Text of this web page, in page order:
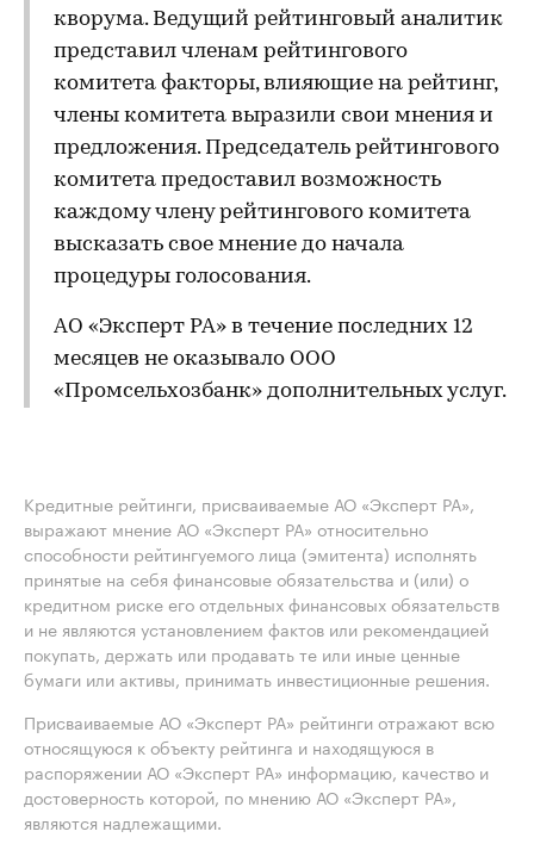
кворума. Ведущий рейтинговый аналитик
представил членам рейтингового
комитета факторы, влияющие на рейтинг,
члены комитета выразили свои мнения и
предложения. Председатель рейтингового
комитета предоставил возможность
каждому члену рейтингового комитета
высказать свое мнение до начала
процедуры голосования.
АО «Эксперт РА» в течение последних 12
месяцев не оказывало ООО
«Промсельхозбанк» дополнительных услуг.
Кредитные рейтинги, присваиваемые АО «Эксперт РА»,
выражают мнение АО «Эксперт РА» относительно
способности рейтингуемого лица (эмитента) исполнять
принятые на себя финансовые обязательства и (или) о
кредитном риске его отдельных финансовых обязательств
и не являются установлением фактов или рекомендацией
покупать, держать или продавать те или иные ценные
бумаги или активы, принимать инвестиционные решения.
Присваиваемые АО «Эксперт РА» рейтинги отражают всю
относящуюся к объекту рейтинга и находящуюся в
распоряжении АО «Эксперт РА» информацию, качество и
достоверность которой, по мнению АО «Эксперт РА»,
являются надлежащими.